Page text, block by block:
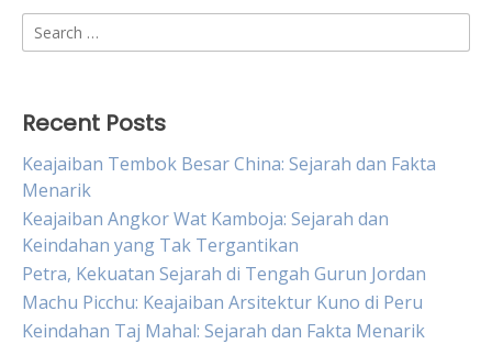
Search
for:
Recent Posts
Keajaiban Tembok Besar China: Sejarah dan Fakta
Menarik
Keajaiban Angkor Wat Kamboja: Sejarah dan
Keindahan yang Tak Tergantikan
Petra, Kekuatan Sejarah di Tengah Gurun Jordan
Machu Picchu: Keajaiban Arsitektur Kuno di Peru
Keindahan Taj Mahal: Sejarah dan Fakta Menarik